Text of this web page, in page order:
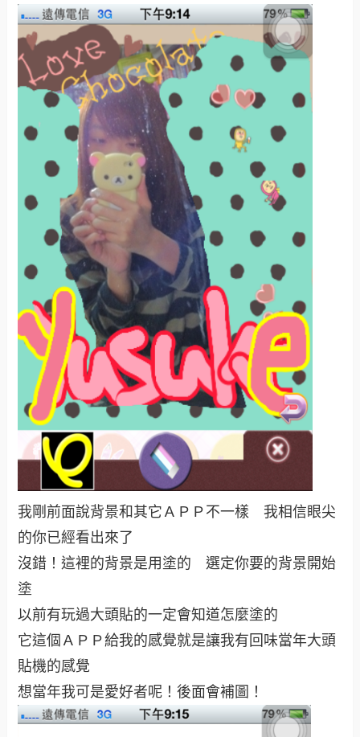
我剛前面說背景和其它ＡＰＰ不一樣 我相信眼尖
的你已經看出來了
沒錯！這裡的背景是用塗的 選定你要的背景開始
塗
以前有玩過大頭貼的一定會知道怎麼塗的
它這個ＡＰＰ給我的感覺就是讓我有回味當年大頭
貼機的感覺
想當年我可是愛好者呢！後面會補圖！